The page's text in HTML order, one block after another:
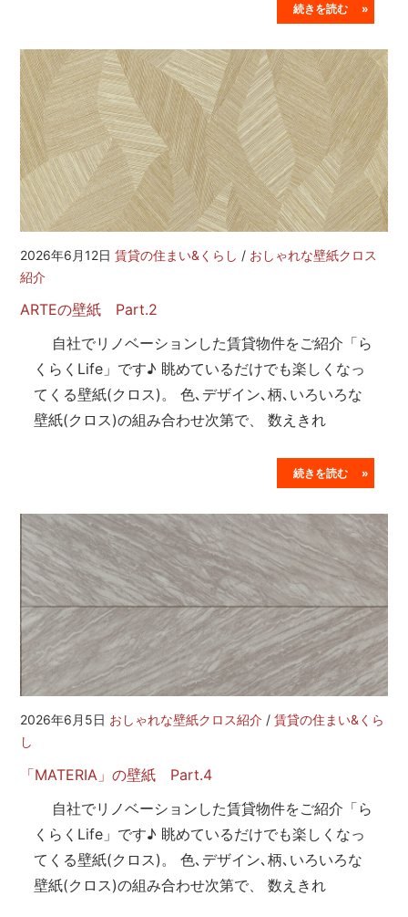
続きを読む »
2026年6月12日 賃貸の住まい&くらし / おしゃれな壁紙クロス
紹介
ARTEの壁紙 Part.2
自社でリノベーションした賃貸物件をご紹介「ら
くらくLife」です♪ 眺めているだけでも楽しくなっ
てくる壁紙(クロス)。 色､デザイン､柄､いろいろな
壁紙(クロス)の組み合わせ次第で、 数えきれ
続きを読む »
2026年6月5日 おしゃれな壁紙クロス紹介 /賃貸の住まい&くら
し
「MATERIA」の壁紙 Part.4
自社でリノベーションした賃貸物件をご紹介「ら
くらくLife」です♪ 眺めているだけでも楽しくなっ
てくる壁紙(クロス)。 色､デザイン､柄､いろいろな
壁紙(クロス)の組み合わせ次第で、 数えきれ